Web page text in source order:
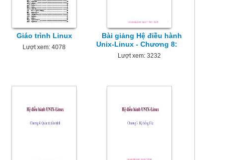
Giáo trình Linux
Lượt xem: 4078
Bài giảng Hệ điều hành
Unix-Linux - Chương 8:
Lượt xem: 3232